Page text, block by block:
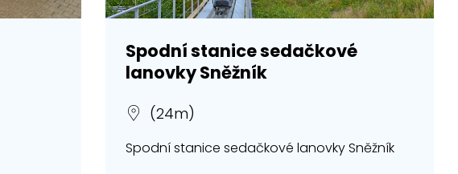
Spodní stanice sedačkové
lanovky Sněžník
(24m)
Spodní stanice sedačkové lanovky Sněžník